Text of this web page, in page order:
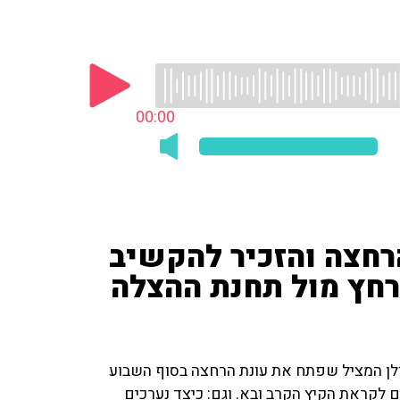
00:00
והזכיר להקשיב
מול תחנת ההצלה
המציל שפתח את עונת הרחצה בסוף השבוע
לקראת הקיץ הקרב ובא. וגם: כיצד נערכים